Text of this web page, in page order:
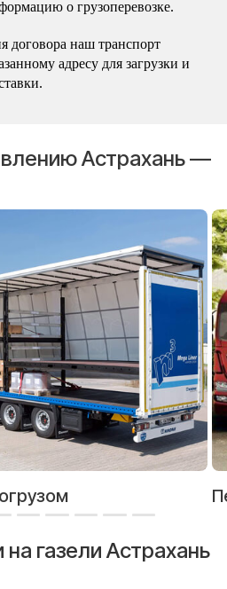
о грузоперевозке.
договора наш транспорт
адресу для загрузки и
Астрахань —
газели Астрахань